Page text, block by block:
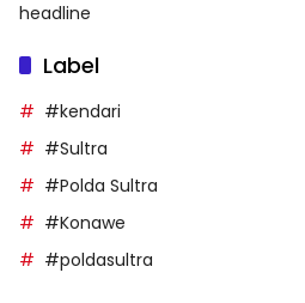
headline
Label
#kendari
#Sultra
#Polda Sultra
#Konawe
#poldasultra